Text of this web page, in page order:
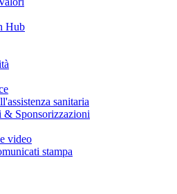
Hub
sanitaria
& Sponsorizzazioni
video
stampa